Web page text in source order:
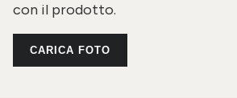
con il prodotto.
CARICA FOTO